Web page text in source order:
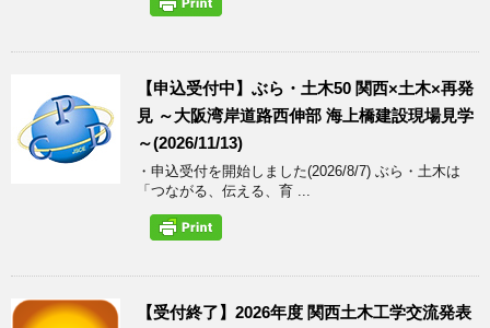
【申込受付中】ぶら・土木50 関西×土木×再発
見 ～大阪湾岸道路西伸部 海上橋建設現場見学
～(2026/11/13)
・申込受付を開始しました(2026/8/7) ぶら・土木は
「つながる、伝える、育 ...
【受付終了】2026年度 関西土木工学交流発表